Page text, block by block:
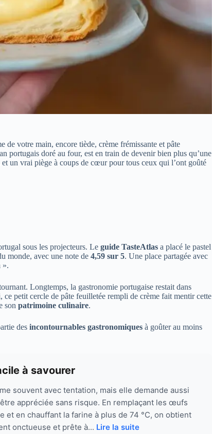
de votre main, encore tiède, crème frémissante et pâte
portugais doré au four, est en train de devenir bien plus qu’une
un vrai piège à coups de cœur pour tous ceux qui l’ont goûté
sous les projecteurs. Le guide TasteAtlas a placé le pastel
monde, avec une note de 4,59 sur 5. Une place partagée avec
».
Longtemps, la gastronomie portugaise restait dans
petit cercle de pâte feuilletée rempli de crème fait mentir cette
son patrimoine culinaire.
des incontournables gastronomiques à goûter au moins
à savourer
souvent avec tentation, mais elle demande aussi
appréciée sans risque. En remplaçant les œufs
et en chauffant la farine à plus de 74 °C, on obtient
onctueuse et prête à... Lire la suite